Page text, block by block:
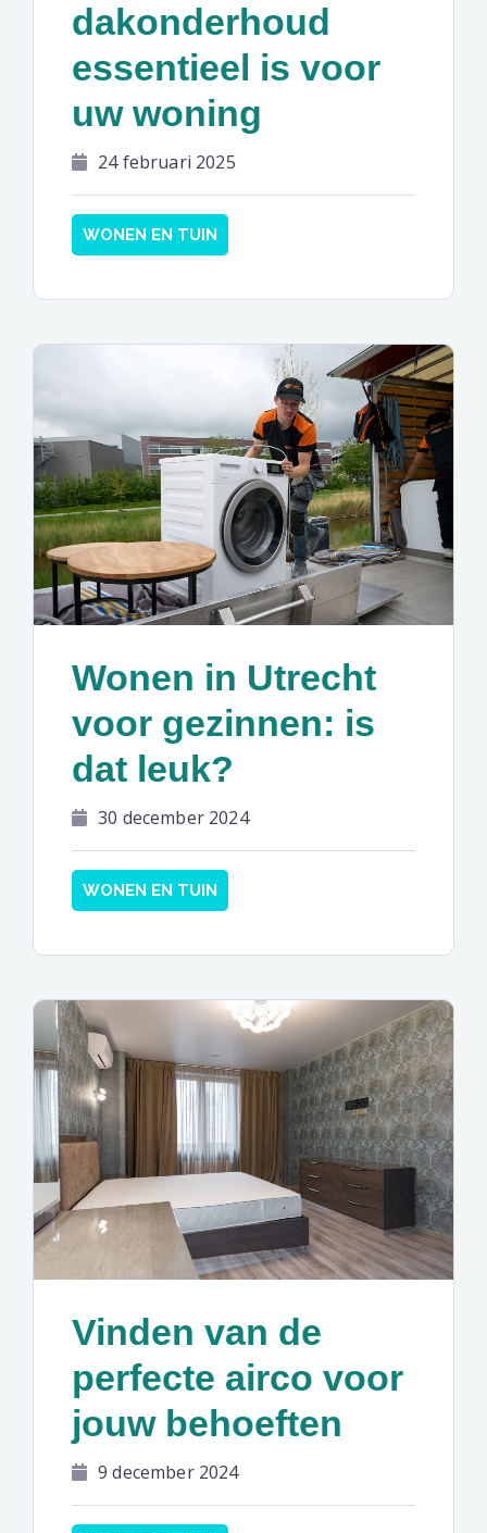
dakonderhoud
essentieel is voor
uw woning
24 februari 2025
WONEN EN TUIN
Wonen in Utrecht
voor gezinnen: is
dat leuk?
30 december 2024
WONEN EN TUIN
Vinden van de
perfecte airco voor
jouw behoeften
9 december 2024